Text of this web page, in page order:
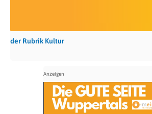
der Rubrik Kultur